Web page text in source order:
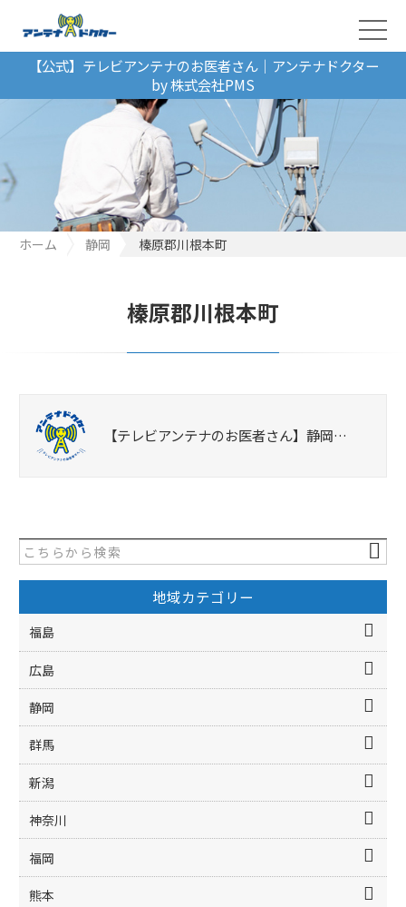
【公式】テレビアンテナのお医者さん｜アンテナドクター
by 株式会社PMS
ホーム 静岡 榛原郡川根本町
榛原郡川根本町
【テレビアンテナのお医者さん】静岡…
地域カテゴリー
福島
広島
静岡
群馬
新潟
神奈川
福岡
熊本